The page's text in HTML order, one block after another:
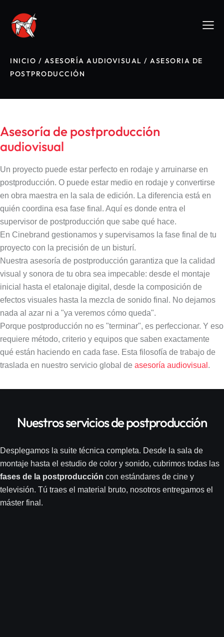
INICIO / ASESORÍA AUDIOVISUAL / ASESORIA DE
POSTPRODUCCIÓN
Asesoría de postproducción
audiovisual
Un proyecto puede estar perfecto en rodaje y arruinarse en
postproducción. O puede estar medio en rodaje y convertirse
en obra maestra en la sala de edición. La diferencia está en
quién coordina esa fase final. Aquí es donde entra el
supervisor de postproducción que sabe qué hace.
En Cinebrand gestionamos y supervisamos la fase final de tu
proyecto con la precisión de un bisturí.
Nuestra asesoría de postproducción garantiza que la calidad
visual y sonora de tu obra sea impecable: desde el montaje
inicial hasta el etalonaje digital, desde la composición de
efectos visuales hasta la mezcla de sonido final. No dejamos
nada al azar ni a "ya veremos cómo queda".
Porque postproducción no es "terminar", es perfeccionar. Y eso
requiere método, criterio y equipos que saben exactamente
qué están haciendo en cada fase. Esta filosofía de trabajo de
traslada en nuestro servicio global de asesoría audiovisual .
Nuestros servicios de postproducción
Desplegamos la suite técnica completa. Desde la sala de
montaje hasta el estudio de color y sonido, cubrimos todas las
fases de la postproducción con estándares de cine y
televisión. Tú traes el material bruto, nosotros entregamos el
máster final.